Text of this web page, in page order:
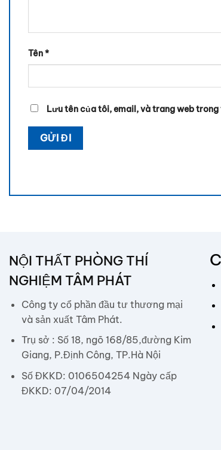
Tên*
Lưu tên của tôi, email, và trang web
NỘI THẤT PHÒNG THÍ
NGHIỆM TÂM PHÁT
Công ty cổ phần đầu tư thương mại
và sản xuất Tâm Phát.
Trụ sở : Số 18, ngõ 168/85,đường Kim
Giang, P.Định Công, TP.Hà Nội
Số ĐKKD: 0106504254 Ngày cấp
ĐKKD: 07/04/2014